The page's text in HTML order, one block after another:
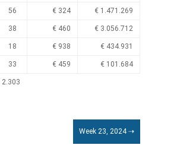
56 € 324 € 1.471.269
38 € 460 € 3.056.712
18 € 938 € 434.931
33 € 459 € 101.684
Week 23, 2024 ⇢